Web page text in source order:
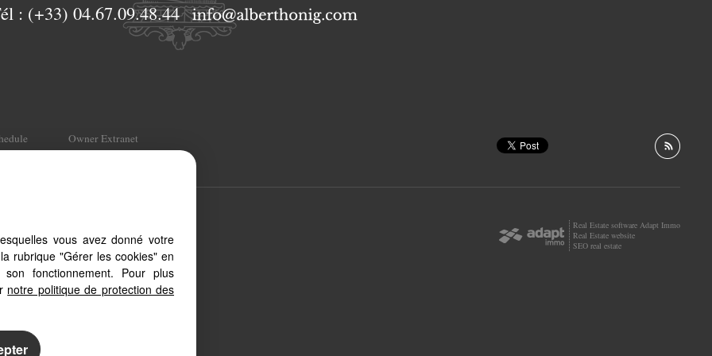
: (+33) 04.67.09.48.44
Owner Extranet
to different types of
Real Estate software Adapt Immo
Real Estate website
SEO real estate
vous avez donné votre
rubrique "Gérer les cookies" en
fonctionnement. Pour plus
notre politique de protection des